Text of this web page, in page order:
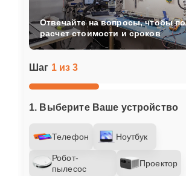
Шаг 1 из 3
1. Выберите Ваше устройство
Телефон Ноутбук
Робот-
пылесос
Проектор
Отвечайте на вопросы, чтобы
расчет стоимости и сроков